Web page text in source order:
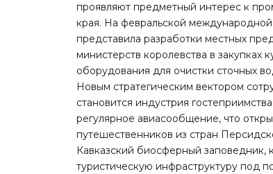
проявляют предметный интерес к
края. На февральской
представила разработки местных
министерств королевства в
оборудования для очистки сточных
Новым стратегическим вектором
становится индустрия
регулярное авиасообщение, что
путешественников из стран
Кавказский биосферный
туристическую инфраструктуру под